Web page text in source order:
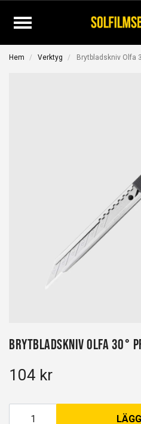
Hem Verktyg Brytbladskniv Olfa
Brytbladskniv Olfa 30°
104 kr